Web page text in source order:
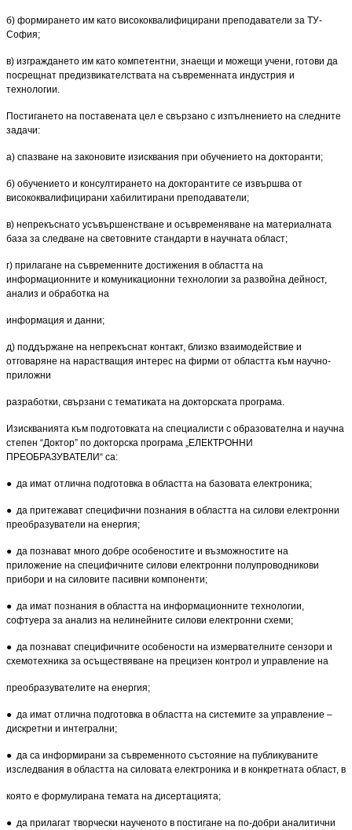
б) формирането им като висококвалифицирани преподаватели за ТУ-
София;
в) изграждането им като компетентни, знаещи и можещи учени, готови да
посрещнат предизвикател­ствата на съвременната индустрия и
технологии.
Постигането на поставената цел е свързано с изпълнението на следните
задачи:
а) спазване на законовите изисквания при обучението на докторанти;
б) обучението и консултирането на докторантите се извършва от
висококвалифицирани хабилитирани преподаватели;
в) непрекъснато усъвършенстване и осъвременяване на материалната
база за следване на световните стандарти в научната област;
г) прилагане на съвременните достижения в областта на
информационните и комуникационни техно­логии за развойна дейност,
анализ и обработка на
информация и данни;
д) поддържане на непрекъснат контакт, близко взаимодействие и
отговаряне на нарастващия интерес на фирми от областта към научно-
приложни
разработки, свързани с тематиката на докторската прог­рама.
Изискванията към подготовката на специалисти с образователна и научна
степен “Доктор” по докторска програма „ЕЛЕКТРОННИ
ПРЕОБРАЗУВАТЕЛИ“ са:
● да имат отлична подготовка в областта на базовата електроника;
● да притежават специфични познания в областта на силови електронни
преобразуватели на енергия;
● да познават много добре особеностите и възможностите на
приложение на специфичните силови електронни полупроводникови
прибори и на силовите пасивни компоненти;
● да имат познания в областта на информационните технологии,
софтуера за анализ на нелинейните силови електронни схеми;
● да познават специфичните особености на измервателните сензори и
схемотехника за осъществяване на прецизен контрол и управление на
преобразувателите на енергия;
● да имат отлична подготовка в областта на системите за управление –
дискретни и интегрални;
● да са информирани за съвременното състояние на публикуваните
изследвания в областта на силовата електроника и в конкретната област, в
която е формулирана темата на дисертацията;
● да прилагат творчески наученото в постигане на по-добри аналитични